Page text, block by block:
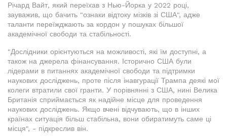
Річард Вайт, який переїхав з Нью-Йорка у 2022 році,
зауважив, що бачить "ознаки відтоку мізків зі США", адже
таланти переїжджають за кордон у пошуках більшої
академічної свободи та стабільності.
"Дослідники орієнтуються на можливості, які їм доступні, а
також на джерела фінансування. Історично США були
лідерами в питаннях академічної свободи та підтримки
наукових досліджень, проте після інавгурації Трампа деякі мої
колеги втратили свої гранти. У порівнянні з США, нині Велика
Британія сприймається як надійне місце для проведення
наукових досліджень. Якщо вчені відчувають, що в інших
країнах ситуація більш стабільна, вони обиратимуть саме ці
місця", - підкреслив він.